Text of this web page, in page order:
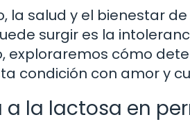
la salud y el bienestar
surgir es la
exploraremos cómo
condición con amor y
la lactosa en